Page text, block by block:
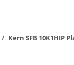
Kern SFB 10K1HIP